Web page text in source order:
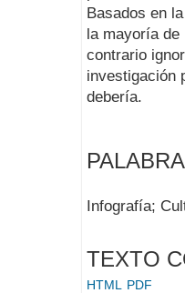
Basados en
la mayoría de
contrario
investigación
debería.
Infografía;
TEXTO
HTML PDF